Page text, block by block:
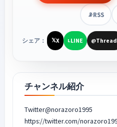
📡RSS
シェア： 𝕏X LLINE @
チャンネル紹介
Twitter@norazoro1995
https://twitter.com/